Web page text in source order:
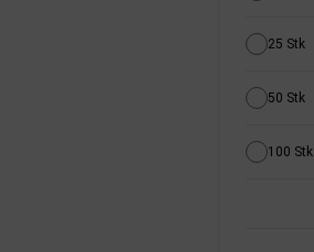
25 Stk
50 Stk
100 Stk